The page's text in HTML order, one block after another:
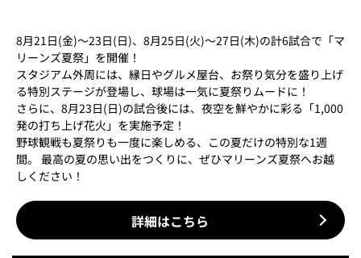
8月21日(金)～23日(日)、8月25日(火)～27日(木)の計6試合で「マ
リーンズ夏祭」を開催！
スタジアム外周には、縁日やグルメ屋台、お祭り気分を盛り上げ
る特別ステージが登場し、球場は一気に夏祭りムードに！
さらに、8月23日(日)の試合後には、夜空を鮮やかに彩る「1,000
発の打ち上げ花火」を実施予定！
野球観戦も夏祭りも一度に楽しめる、この夏だけの特別な1週
間。 最高の夏の思い出をつくりに、ぜひマリーンズ夏祭へお越
しください！
詳細はこちら